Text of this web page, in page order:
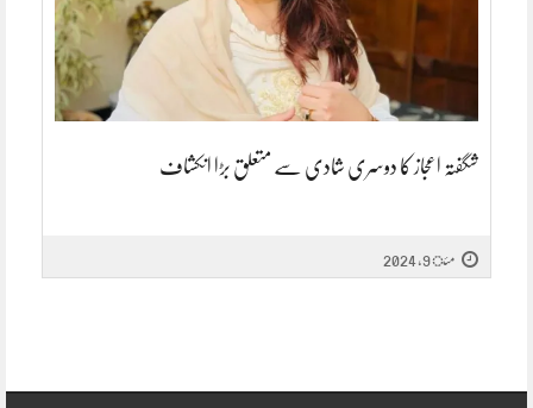
شگفتہ اعجاز کا دوسری شادی سے متعلق بڑا انکشاف
مئ 9, 2024